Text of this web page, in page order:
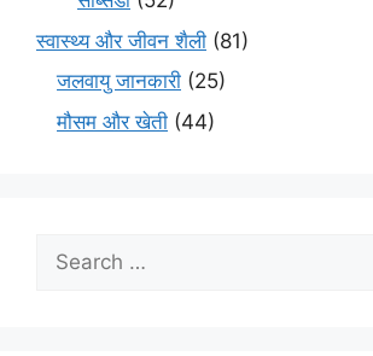
स्वास्थ्य और जीवन शैली (81)
जलवायु जानकारी (25)
मौसम और खेती (44)